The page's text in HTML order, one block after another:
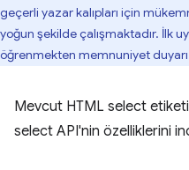
geçerli yazar kalıpları için
yoğun şekilde çalışmaktadır. İlk
öğrenmekten memnuniyet
Mevcut HTML select
select API'nin özelliklerini